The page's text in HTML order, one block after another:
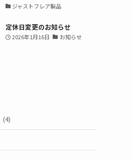
ジャストフレア製品
定休日変更のお知らせ
2026年1月16日 お知らせ
(4)